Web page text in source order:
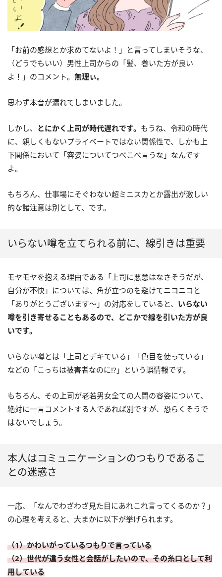
「お前の感想とか求めてないよ！」と言ってしまいそうな、
（どうでもいい）男性上司からの「髪、巻いた方が良い
よ！」のコメント。 無理ぃ。
思わず本音が漏れてしまいました。
しかし、 とにかく上司が時代遅れです。 もうね、令和の時代
に、親しくもないプライベートではない関係性で、しかも上
下関係において「容姿についてつべこべ言うな」なんです
よ。
もちろん、仕事場にそぐわない超ミニスカとか露出が激しい
的な諸注意は別として、です。
いらない噂を立てられる前に、線引きは重要
モヤモヤを抱える理由である「上司に悪意はなさそうだが、
自分が不快」については、角が立つのを避けてニコニコと
「ありがとうございます～」の対応をしていると、 いらない
噂を引き寄せることもあるので、どこかで線を引いた方が良
いです。
いらない噂とは「上司とデキている」「色目を使っている」
などの「こっちは被害者なのに!?」という誤情報です。
もちろん、その上司が老若男女全ての人間の容姿について、
絶対に一言コメントする人であれば別ですが、恐らくそうで
はないでしょう。
本人はコミュニケーションのつもりであるこ
との迷惑さ
一応、「なんでわざわざ見た目にあれこれ言ってくるのか？」
の心理を考えると、大まかに以下が挙げられます。
（1）かわいがっているつもりで言っている
（2）世代が違う女性と会話がしたいので、その糸口として利
用している